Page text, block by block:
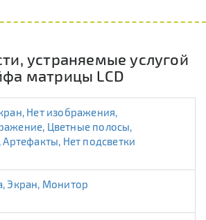
устраняемые услугой
матрицы LCD
Нет изображения,
Цветные полосы,
Нет подсветки
Экран, Монитор